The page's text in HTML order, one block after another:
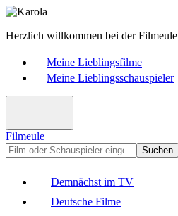
Herzlich willkommen bei der Filmeule
Meine Lieblingsfilme
Meine Lieblingsschauspieler
Filmeule
Suchen
Demnächst im TV
Deutsche Filme